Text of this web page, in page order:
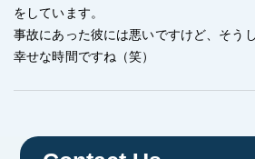
をしています。
事故にあった彼には悪いですけど、そう
幸せな時間ですね（笑）